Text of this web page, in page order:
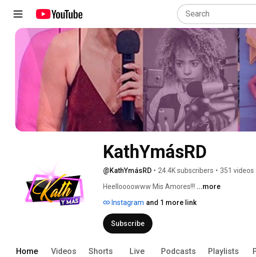
KathYmásRD
@KathYmásRD • 24.4K subscribers • 351 videos
Heelloooowww Mis Amores!!! ...more
Instagram and 1 more link
Subscribe
Home Videos Shorts Live Podcasts Playlists